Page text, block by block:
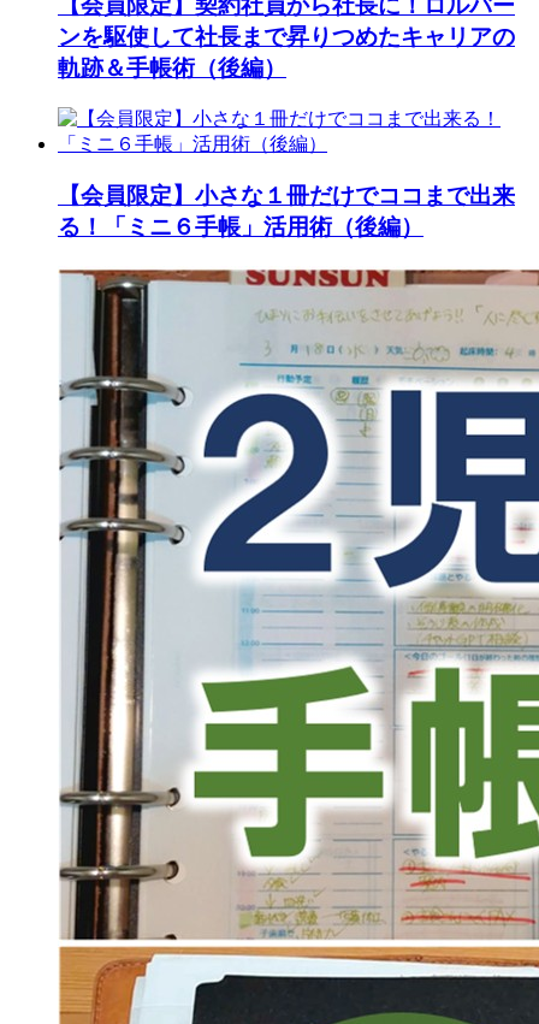
【会員限定】契約社員から社長に！ロルバー
ンを駆使して社長まで昇りつめたキャリアの
軌跡＆手帳術（後編）
【会員限定】小さな１冊だけでココまで出来
る！「ミニ６手帳」活用術（後編）